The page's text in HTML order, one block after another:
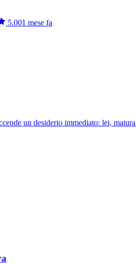
5.001 mese fa
un desiderio immediato: lei,